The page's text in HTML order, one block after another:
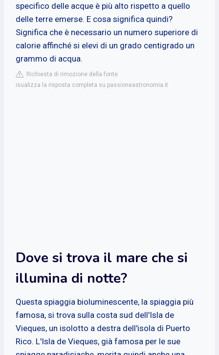
specifico delle acque è più alto rispetto a quello
delle terre emerse. E cosa significa quindi?
Significa che è necessario un numero superiore di
calorie affinché si elevi di un grado centigrado un
grammo di acqua.
Richiesta di rimozione della fonte
isualizza la risposta completa su passioneastronomia.it
Dove si trova il mare che si
illumina di notte?
Questa spiaggia bioluminescente, la spiaggia più
famosa, si trova sulla costa sud dell'Isla de
Vieques, un isolotto a destra dell'isola di Puerto
Rico. L'Isla de Vieques, già famosa per le sue